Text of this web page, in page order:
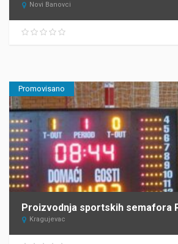
Novi Banovci
Promovisano
Kragujevac